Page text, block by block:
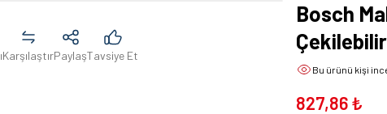
KarşılaştırPaylaşTavsiye Et
Bosch
Bu ürünü kişi
827,86 ₺